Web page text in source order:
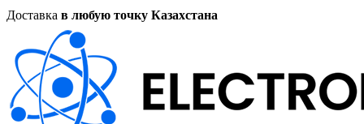
Доставка в любую точку Казахстана